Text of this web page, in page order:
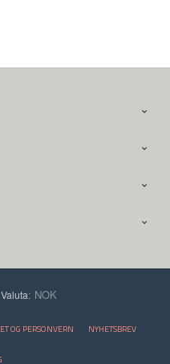
Valuta: NOK
OG PERSONVERN NYHETSBREV